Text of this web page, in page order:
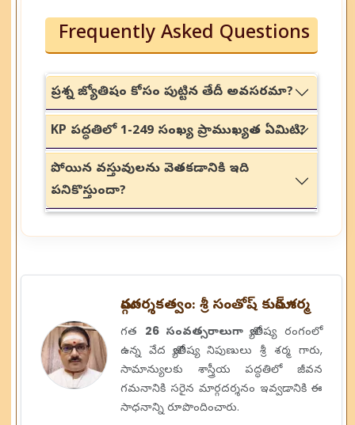
Frequently Asked Questions
ప్రశ్న జ్యోతిషం కోసం పుట్టిన తేదీ అవసరమా?
KP పద్ధతిలో 1-249 సంఖ్య ప్రాముఖ్యత ఏమిటి?
పోయిన వస్తువులను వెతకడానికి ఇది
పనికొస్తుందా?
మార్గదర్శకత్వం: శ్రీ సంతోష్ కుమార్ శర్మ
గత 26 సంవత్సరాలుగా జ్యోతిష్య రంగంలో
ఉన్న వేద జ్యోతిష్య నిపుణులు శ్రీ శర్మ గారు,
సామాన్యులకు శాస్త్రీయ పద్ధతిలో జీవన
గమనానికి సరైన మార్గదర్శనం ఇవ్వడానికి ఈ
సాధనాన్ని రూపొందించారు.